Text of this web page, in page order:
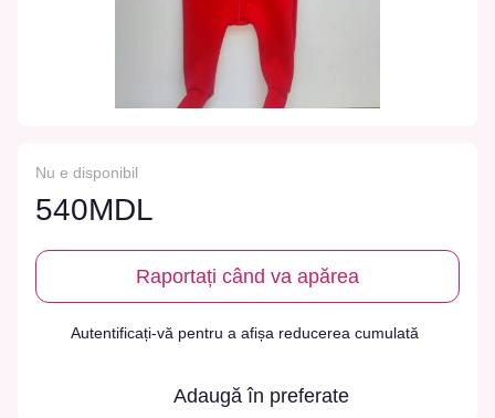
Nu e disponibil
540MDL
Raportați când va apărea
Autentificați-vă pentru a afișa reducerea cumulată
Adaugă în preferate